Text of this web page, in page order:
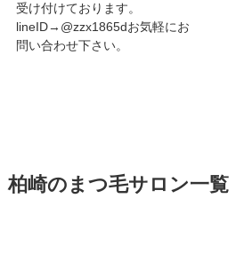
受け付けております。
lineID→@zzx1865dお気軽にお
問い合わせ下さい。
柏崎のまつ毛サロン一覧